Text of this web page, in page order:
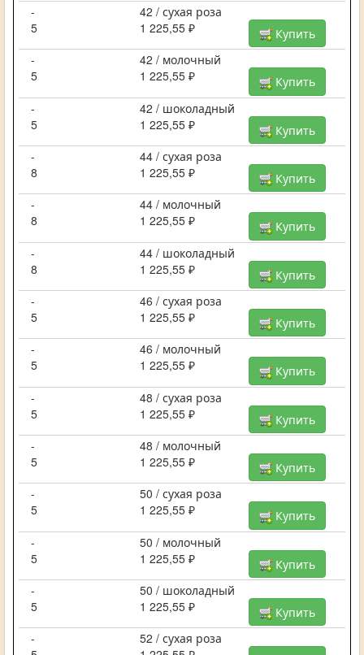
-
42 / сухая роза
5
1 225,55 ₽
Купить
-
42 / молочный
5
1 225,55 ₽
Купить
-
42 / шоколадный
5
1 225,55 ₽
Купить
-
44 / сухая роза
8
1 225,55 ₽
Купить
-
44 / молочный
8
1 225,55 ₽
Купить
-
44 / шоколадный
8
1 225,55 ₽
Купить
-
46 / сухая роза
5
1 225,55 ₽
Купить
-
46 / молочный
5
1 225,55 ₽
Купить
-
48 / сухая роза
5
1 225,55 ₽
Купить
-
48 / молочный
5
1 225,55 ₽
Купить
-
50 / сухая роза
5
1 225,55 ₽
Купить
-
50 / молочный
5
1 225,55 ₽
Купить
-
50 / шоколадный
5
1 225,55 ₽
Купить
-
52 / сухая роза